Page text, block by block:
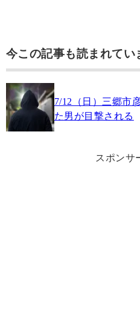
今この記事も読まれてい
7/12（日）三郷市
た男が目撃される
スポンサ